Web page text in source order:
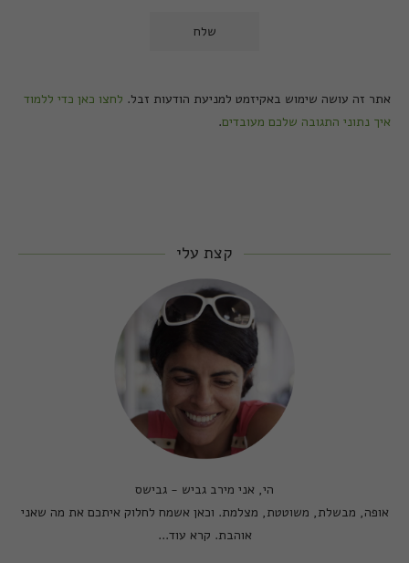
אתר זה עושה שימוש באקיזמט למניעת הודעות זבל. לחצו כאן כדי ללמוד
איך נתוני התגובה שלכם מעובדים.
קצת עלי
הי, אני מירב גביש - גבישס
אופה, מבשלת, משוטטת, מצלמת. וכאן אשמח לחלוק איתכם את מה שאני
אוהבת. קרא עוד...